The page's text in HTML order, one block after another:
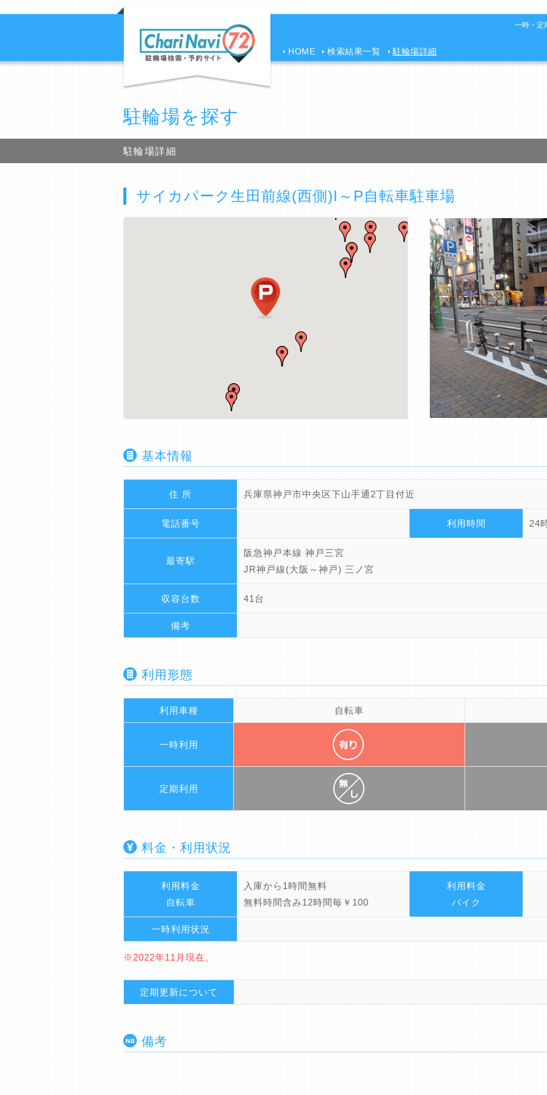
一時・定
HOME 検索結果一覧 駐輪場詳細
駐輪場を探す
駐輪場詳細
サイカパーク生田前線(西側)I～P自転車駐車場
基本情報
住 所 兵庫県神戸市中央区下山手通2丁目付近
電話番号 利用時間 24
最寄駅
阪急神戸本線 神戸三宮
JR神戸線(大阪～神戸) 三ノ宮
収容台数 41台
備考
利用形態
利用車種 自転車
一時利用
定期利用
料金・利用状況
利用料金
自転車
入庫から1時間無料
無料時間含み12時間毎￥100
利用料金
バイク
一時利用状況
※2022年11月現在。
定期更新について
備考